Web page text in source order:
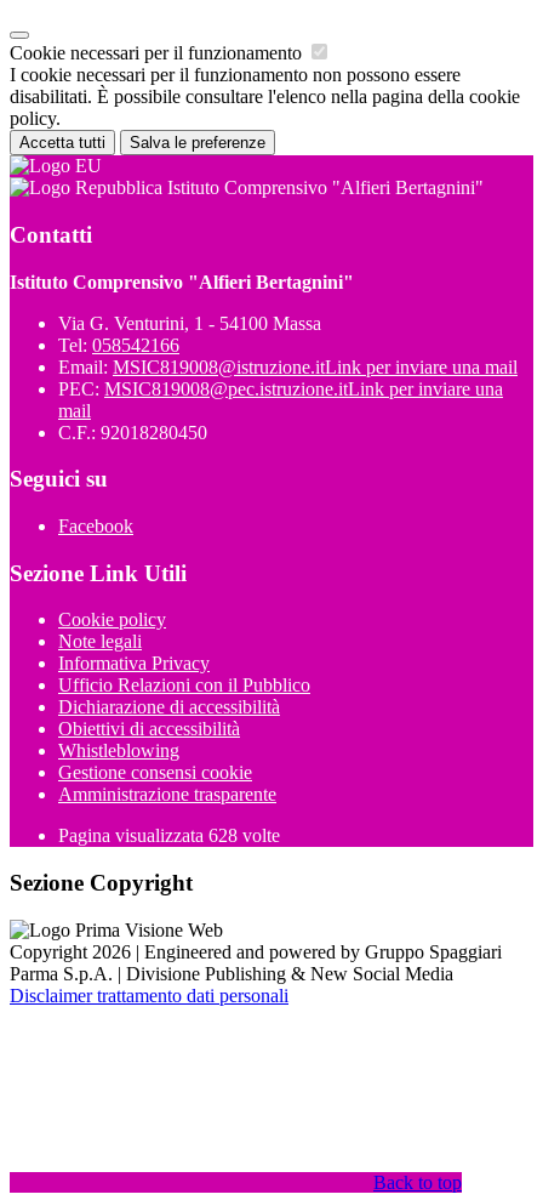
Cookie necessari per il funzionamento
I cookie necessari per il funzionamento non possono essere
disabilitati. È possibile consultare l'elenco nella pagina della cookie
policy.
Accetta tutti Salva le preferenze
Istituto Comprensivo "Alfieri Bertagnini"
Contatti
Istituto Comprensivo "Alfieri Bertagnini"
Via G. Venturini, 1 - 54100 Massa
Tel: 058542166
Email: MSIC819008@istruzione.itLink per inviare una mail
PEC: MSIC819008@pec.istruzione.itLink per inviare una
mail
C.F.: 92018280450
Seguici su
Facebook
Sezione Link Utili
Cookie policy
Note legali
Informativa Privacy
Ufficio Relazioni con il Pubblico
Dichiarazione di accessibilità
Obiettivi di accessibilità
Whistleblowing
Gestione consensi cookie
Amministrazione trasparente
Pagina visualizzata 628 volte
Sezione Copyright
Copyright 2026 | Engineered and powered by Gruppo Spaggiari
Parma S.p.A. | Divisione Publishing & New Social Media
Disclaimer trattamento dati personali
Back to top